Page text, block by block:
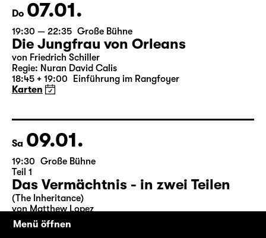
des Vormonats veröffentlicht.
Do 07.01.
19:30 — 22:35 Große Bühne
Die Jungfrau von Orleans
18:45 + 19:00 Einführung im Rangfoyer
Karten
Sa 09.01.
19:30 Große Bühne
Das Vermächtnis - in zwei Teilen
Menü öffnen